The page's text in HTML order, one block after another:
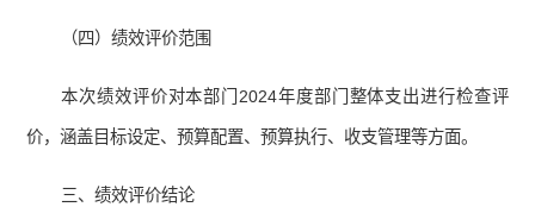
（四）绩效评价范围
本次绩效评价对本部门2024年度部门整体支出进行检查评
价，涵盖目标设定、预算配置、预算执行、收支管理等方面。
三、绩效评价结论